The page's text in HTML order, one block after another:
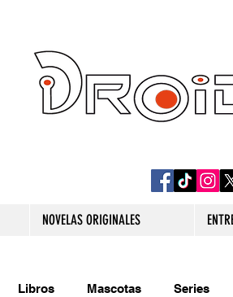
NOVELAS ORIGINALES
Libros Mascotas Series